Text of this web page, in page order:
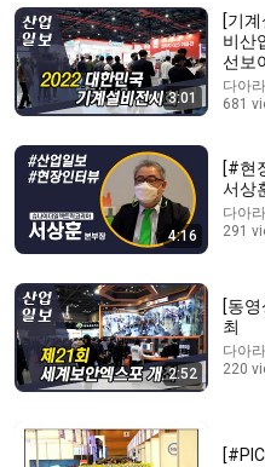
aft...
건강구조대
Auto-dubbed
659K
Violinist Secretly
또모TOWMOO and Timothy
3:01
[기
비산
선보
다아
681
4:16
[#현
서상
다아
291
2:52
[동
최
다아
220